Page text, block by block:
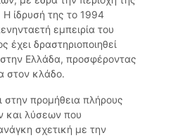
ίδρυσή της το 1994
εμπειρία του
έχει δραστηριοποιηθεί
Ελλάδα, προσφέροντας
στον κλάδο.
στην προμήθεια πλήρους
και λύσεων που
σχετική με την